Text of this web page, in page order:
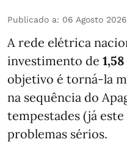
Publicado a: 06 Agosto
A rede elétrica
investimento de
objetivo é torná-la
na sequência do
tempestades (já
problemas sérios.